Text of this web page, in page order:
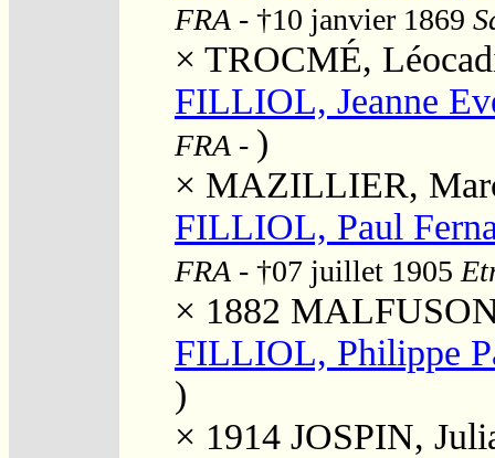
FRA - †10 janvier 1869
× TROCMÉ,
FILLIOL, Jeanne
FRA - )
× MAZILLIER,
FILLIOL, Paul
FRA - †07 juillet 1905
× 1882
FILLIOL, Philippe
)
× 1914 JOSPIN,